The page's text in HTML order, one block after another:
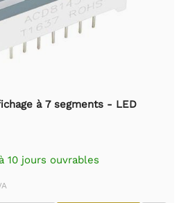
à 7 segments - LED
10 jours ouvrables